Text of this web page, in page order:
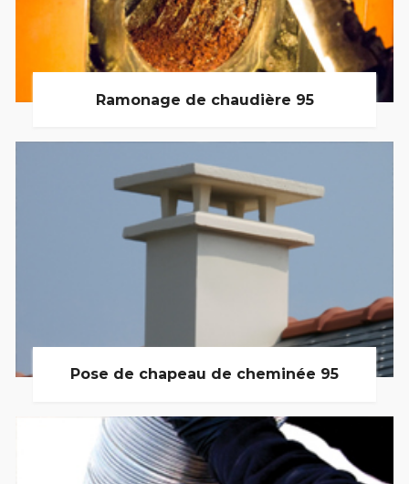
Ramonage de chaudière 95
Pose de chapeau de cheminée 95